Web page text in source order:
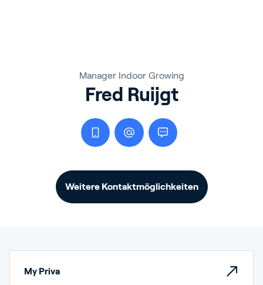
Manager Indoor Growing
Fred Ruijgt
Weitere Kontaktmöglichkeiten
My Priva